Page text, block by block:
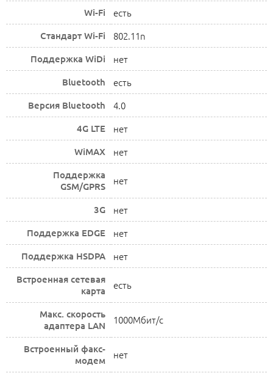
Wi-Fi есть
Стандарт Wi-Fi 802.11n
Поддержка WiDi нет
Bluetooth есть
Версия Bluetooth 4.0
4G LTE нет
WiMAX нет
Поддержка
GSM/GPRS
нет
3G нет
Поддержка EDGE нет
Поддержка HSDPA нет
Встроенная сетевая
карта
есть
Макс. скорость
адаптера LAN
1000Мбит/с
Встроенный факс-
модем
нет